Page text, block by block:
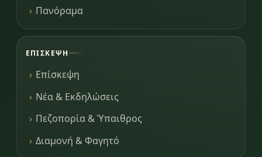
Πανόραμα
ΕΠΊΣΚΕΨΗ
Επίσκεψη
Νέα & Εκδηλώσεις
Πεζοπορία & Ύπαιθρος
Διαμονή & Φαγητό